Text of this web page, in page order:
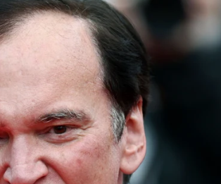
a la nueva generación de